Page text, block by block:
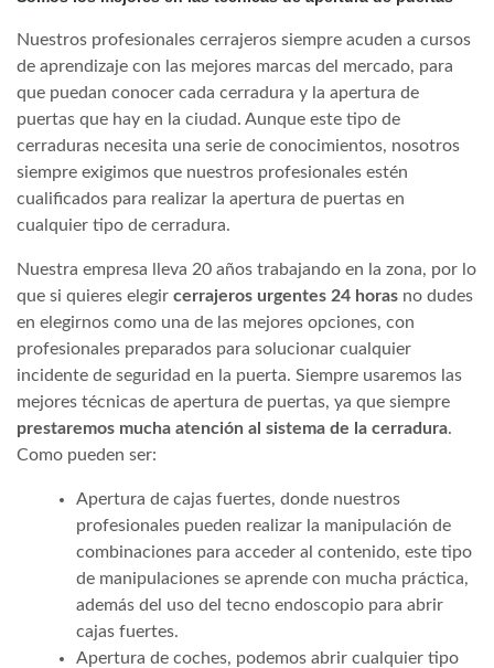
Nuestros profesionales cerrajeros siempre acuden a cursos
de aprendizaje con las mejores marcas del mercado, para
que puedan conocer cada cerradura y la apertura de
puertas que hay en la ciudad. Aunque este tipo de
cerraduras necesita una serie de conocimientos, nosotros
siempre exigimos que nuestros profesionales estén
cualificados para realizar la apertura de puertas en
cualquier tipo de cerradura.
Nuestra empresa lleva 20 años trabajando en la zona, por lo
que si quieres elegir cerrajeros urgentes 24 horas no dudes
en elegirnos como una de las mejores opciones, con
profesionales preparados para solucionar cualquier
incidente de seguridad en la puerta. Siempre usaremos las
mejores técnicas de apertura de puertas, ya que siempre
prestaremos mucha atención al sistema de la cerradura.
Como pueden ser:
Apertura de cajas fuertes, donde nuestros
profesionales pueden realizar la manipulación de
combinaciones para acceder al contenido, este tipo
de manipulaciones se aprende con mucha práctica,
además del uso del tecno endoscopio para abrir
cajas fuertes.
Apertura de coches, podemos abrir cualquier tipo